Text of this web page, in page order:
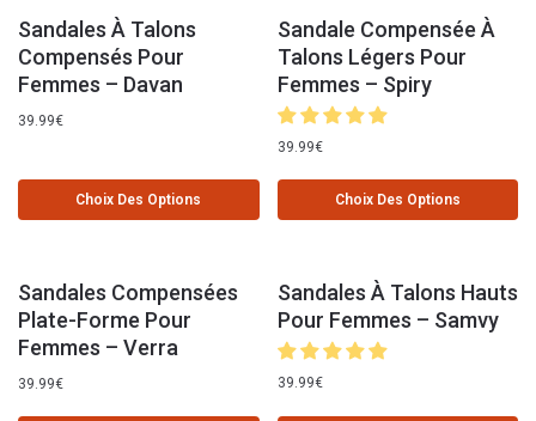
Sandales À Talons
Compensés Pour
Femmes – Davan
39.99€
Choix Des Options
Sandale Compensée À
Talons Légers Pour
Femmes – Spiry
39.99€
Choix Des Options
Sandales Compensées
Plate-Forme Pour
Femmes – Verra
39.99€
Sandales À Talons Hauts
Pour Femmes – Samvy
39.99€